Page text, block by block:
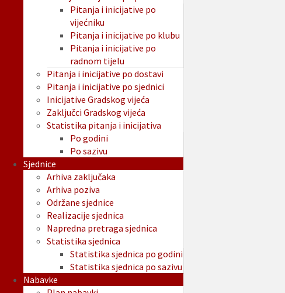
Pitanja i inicijative po
vijećniku
Pitanja i inicijative po klubu
Pitanja i inicijative po
radnom tijelu
Pitanja i inicijative po dostavi
Pitanja i inicijative po sjednici
Inicijative Gradskog vijeća
Zaključci Gradskog vijeća
Statistika pitanja i inicijativa
Po godini
Po sazivu
Sjednice
Arhiva zaključaka
Arhiva poziva
Održane sjednice
Realizacije sjednica
Napredna pretraga sjednica
Statistika sjednica
Statistika sjednica po godini
Statistika sjednica po sazivu
Nabavke